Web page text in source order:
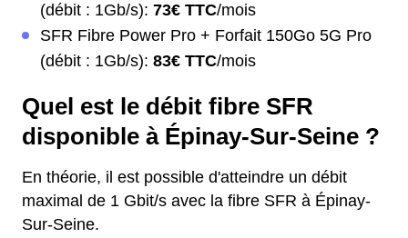
(débit : 1Gb/s): 73€ TTC/mois
SFR Fibre Power Pro + Forfait 150Go 5G Pro
(débit : 1Gb/s): 83€ TTC/mois
Quel est le débit fibre SFR
disponible à Épinay-Sur-Seine ?
En théorie, il est possible d'atteindre un débit
maximal de 1 Gbit/s avec la fibre SFR à Épinay-
Sur-Seine.